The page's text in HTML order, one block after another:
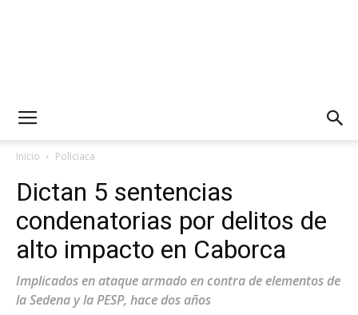
Inicio Policiaca
Dictan 5 sentencias
condenatorias por delitos de
alto impacto en Caborca
Implicados en ataque armado en contra de elementos de
la Sedena y la PESP, hace dos años